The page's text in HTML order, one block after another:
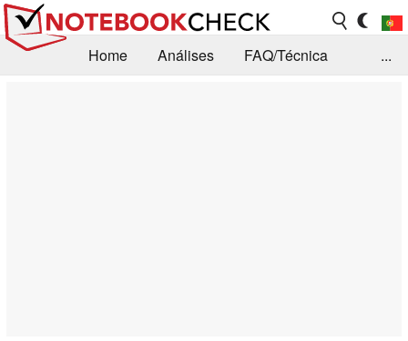
Home Análises
FAQ/Técnica
...